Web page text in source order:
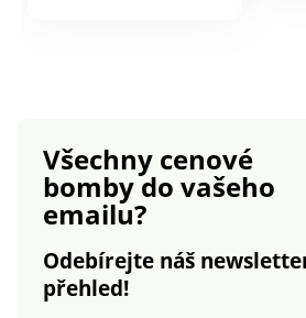
Všechny cenové
bombydo vašeho
emailu?
Odebírejte náš
přehled!